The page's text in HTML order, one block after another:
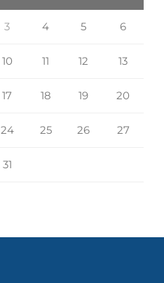
3 4 5 6
10 11 12 13
17 18 19 20
24 25 26 27
31